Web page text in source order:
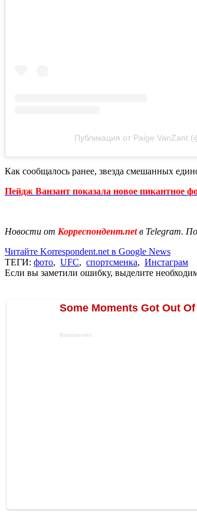
Публикация от Paige VanZant
Как сообщалось ранее, звезда смешанных
Пейдж Ванзант показала новое пикантное
Новости от Корреспондент.netв Telegram.
Читайте Korrespondent.net в Google News
ТЕГИ: фото, UFC, спортсменка, Инстаграм
Если вы заметили ошибку, выделите